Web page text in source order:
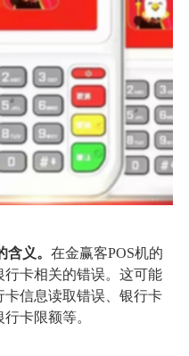
义。 在金赢客POS机的
行卡相关的错误。这可能
信息读取错误、银行卡
卡限额等。